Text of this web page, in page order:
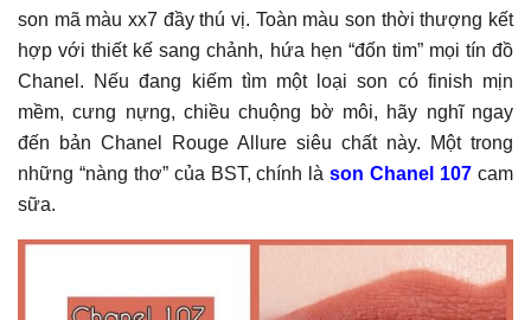
son mã màu xx7 đầy thú vị. Toàn màu son thời thượng kết
hợp với thiết kế sang chảnh, hứa hẹn “đốn tim” mọi tín đồ
Chanel. Nếu đang kiếm tìm một loại son có finish mịn
mềm, cưng nựng, chiều chuộng bờ môi, hãy nghĩ ngay
đến bản Chanel Rouge Allure siêu chất này. Một trong
những “nàng thơ” của BST, chính làson Chanel 107cam
sữa.